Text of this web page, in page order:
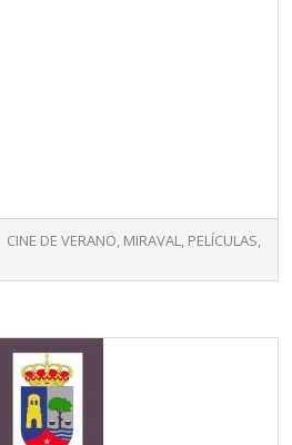
CINE DE VERANO, MIRAVAL, PELÍCULAS,